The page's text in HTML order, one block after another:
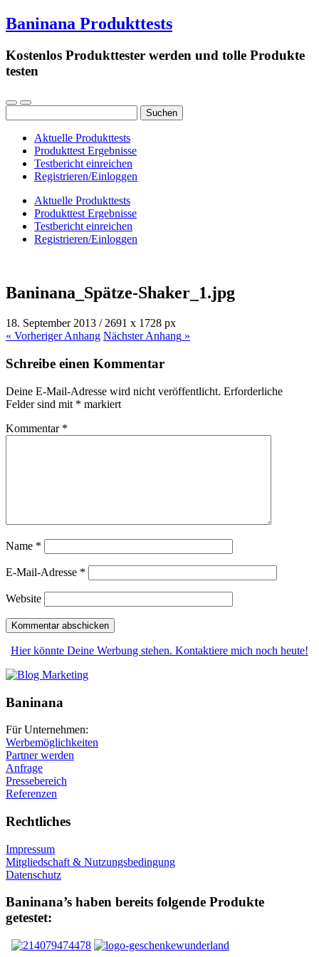
Baninana Produkttests
Kostenlos Produkttester werden und tolle Produkte
testen
nach:
Aktuelle Produkttests
Produkttest Ergebnisse
Testbericht einreichen
Registrieren/Einloggen
Aktuelle Produkttests
Produkttest Ergebnisse
Testbericht einreichen
Registrieren/Einloggen
Baninana_Spätze-Shaker_1.jpg
18. September 2013 / 2691 x 1728 px
« VorherigerAnhang NächsterAnhang »
Schreibe einen Kommentar
Deine E-Mail-Adresse wird nicht veröffentlicht. Erforderliche
Felder sind mit * markiert
Kommentar *
Name *
E-Mail-Adresse *
Website
Hier könnte Deine Werbung stehen. Kontaktiere mich noch heute!
Baninana
Für Unternehmen:
Werbemöglichkeiten
Partner werden
Anfrage
Pressebereich
Referenzen
Rechtliches
Impressum
Mitgliedschaft & Nutzungsbedingung
Datenschutz
Baninana’s haben bereits folgende Produkte
getestet: